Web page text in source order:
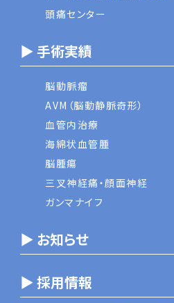
頭痛センター
▶ 手術実績
脳動脈瘤
AVM（脳動静脈奇形）
血管内治療
海綿状血管腫
脳腫瘍
三叉神経痛・顔面神経
ガンマナイフ
▶ お知らせ
▶ 採用情報